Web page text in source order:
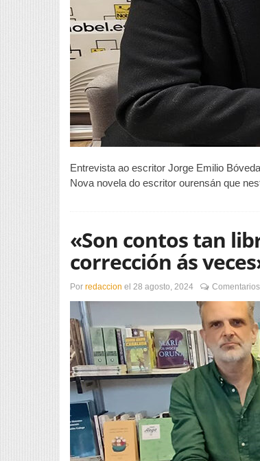
Entrevista ao escritor Jorge Emilio
Nova novela do escritor ourensán que
«Son contos tan
corrección ás
Por redaccion el 28 agosto, 2024